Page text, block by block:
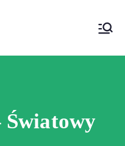
Specjalistyczny im.
Górze
Światowy